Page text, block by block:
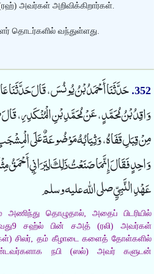
அவர்கள் அறிவிக்கிறார்கள்.
தொடர்களில் வந்துள்ளது.
352. حَدَّثَنَا أَحْمَدُ بْنُ يُونُسَ، قَالَ
وَاقِدُ بْنُ مُحَمَّدٍ، عَنْ مُحَمَّدِ بْنِ الْمُنْكَدِرِ،
مِنْ قِبَلِ قَفَاهُ، وَثِيَابُهُ مَوْضُوعَةٌ عَلَى
وَاحِدٍ فَقَالَ إِنَّمَا صَنَعْتُ ذَلِكَ لِيَرَانِي أَحْمَقُ
عَهْدِ النَّبِيِّ صلى الله عليه وسلم
தொழுதால், அதைப் பிடரியில்
வது9 சஹ்ல் பின் சஅத் (ரலி) அவர்கள்
சிலர், தம் கீழாடை களைத் தோள்களில்
நபி (ஸல்) அவர் களுடன்